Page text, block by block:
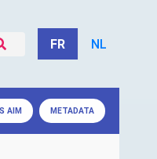
FR NL
AIM METADATA